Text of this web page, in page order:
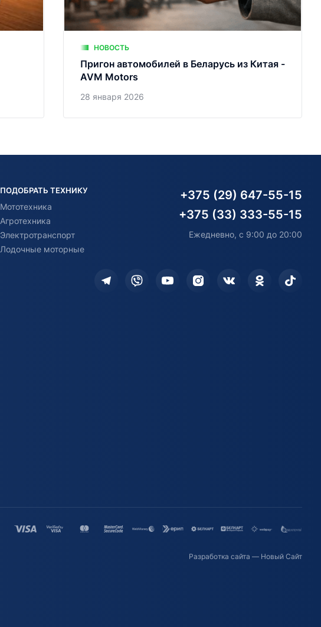
НОВОСТЬ
Пригон автомобилей в Беларусь из Китая -
AVM Motors
28 января 2026
ПОДОБРАТЬ ТЕХНИКУ
Мототехника
Агротехника
Электротранспорт
Лодочные моторные
+375 (29) 647-55-15
+375 (33) 333-55-15
Ежедневно, с 9:00 до 20:00
Разработка сайта — Новый Сайт